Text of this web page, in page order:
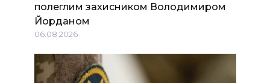
полеглим захисником Володимиром
Йорданом
06.08.2026